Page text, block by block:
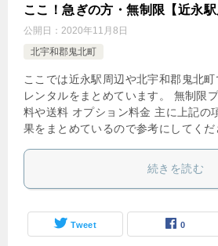
ここ！急ぎの方・無制限【近永駅
公開日： 2020年11月8日
北宇和郡鬼北町
ここでは近永駅周辺や北宇和郡鬼北
レンタルをまとめています。 無制限
料や送料 オプション料金 主に上記の
果をまとめているので参考にしてく
続きを読む
Tweet 0